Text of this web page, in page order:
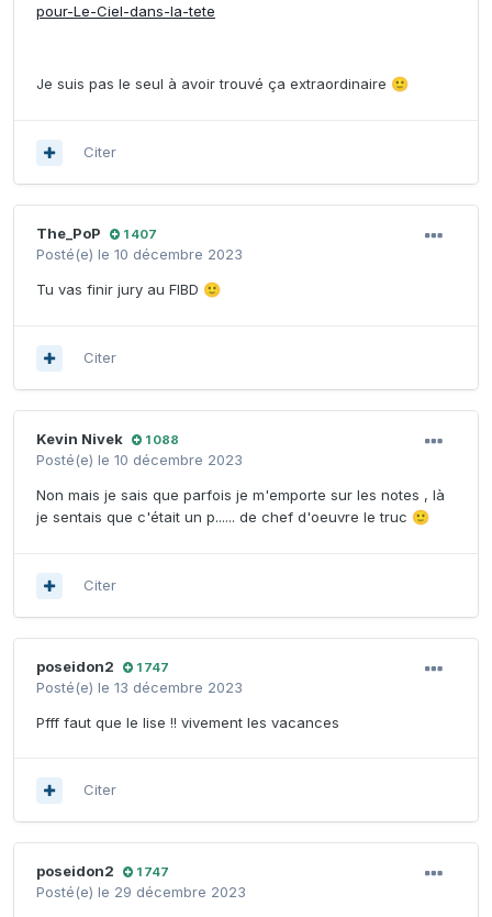
pour-Le-Ciel-dans-la-tete
Je suis pas le seul à avoir trouvé ça extraordinaire 🙂
Citer
The_PoP 1 407
Posté(e) le 10 décembre 2023
Tu vas finir jury au FIBD 🙂
Citer
Kevin Nivek 1 088
Posté(e) le 10 décembre 2023
Non mais je sais que parfois je m'emporte sur les notes , là
je sentais que c'était un p...... de chef d'oeuvre le truc 🙂
Citer
poseidon2 1 747
Posté(e) le 13 décembre 2023
Pfff faut que le lise !! vivement les vacances
Citer
poseidon2 1 747
Posté(e) le 29 décembre 2023